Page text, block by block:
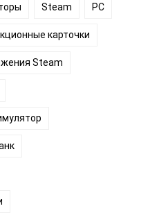
Steam PC
карточки
Steam